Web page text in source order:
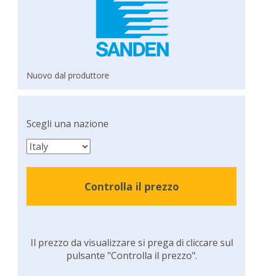
Nuovo dal produttore
Scegli una nazione
Controlla il prezzo
Il prezzo da visualizzare si prega di cliccare sul
pulsante "Controlla il prezzo".